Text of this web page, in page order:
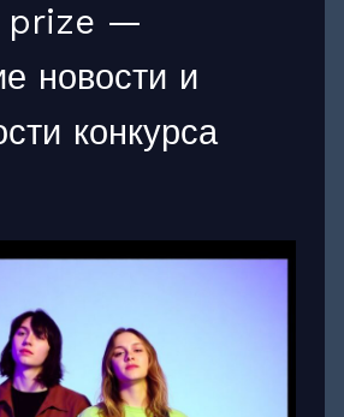
prize —
новости и
конкурса